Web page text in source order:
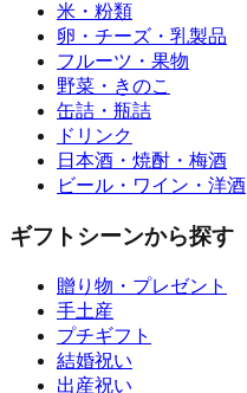
米・粉類
卵・チーズ・乳製品
フルーツ・果物
野菜・きのこ
缶詰・瓶詰
ドリンク
日本酒・焼酎・梅酒
ビール・ワイン・洋酒
ギフトシーンから探す
贈り物・プレゼント
手土産
プチギフト
結婚祝い
出産祝い